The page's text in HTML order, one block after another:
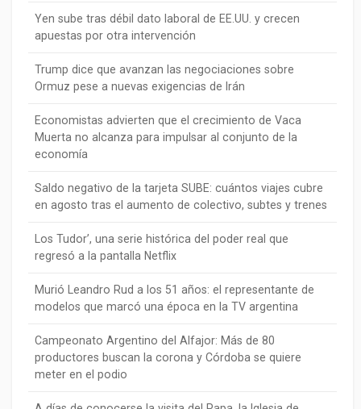
Yen sube tras débil dato laboral de EE.UU. y crecen
apuestas por otra intervención
Trump dice que avanzan las negociaciones sobre
Ormuz pese a nuevas exigencias de Irán
Economistas advierten que el crecimiento de Vaca
Muerta no alcanza para impulsar al conjunto de la
economía
Saldo negativo de la tarjeta SUBE: cuántos viajes cubre
en agosto tras el aumento de colectivo, subtes y trenes
Los Tudor’, una serie histórica del poder real que
regresó a la pantalla Netflix
Murió Leandro Rud a los 51 años: el representante de
modelos que marcó una época en la TV argentina
Campeonato Argentino del Alfajor: Más de 80
productores buscan la corona y Córdoba se quiere
meter en el podio